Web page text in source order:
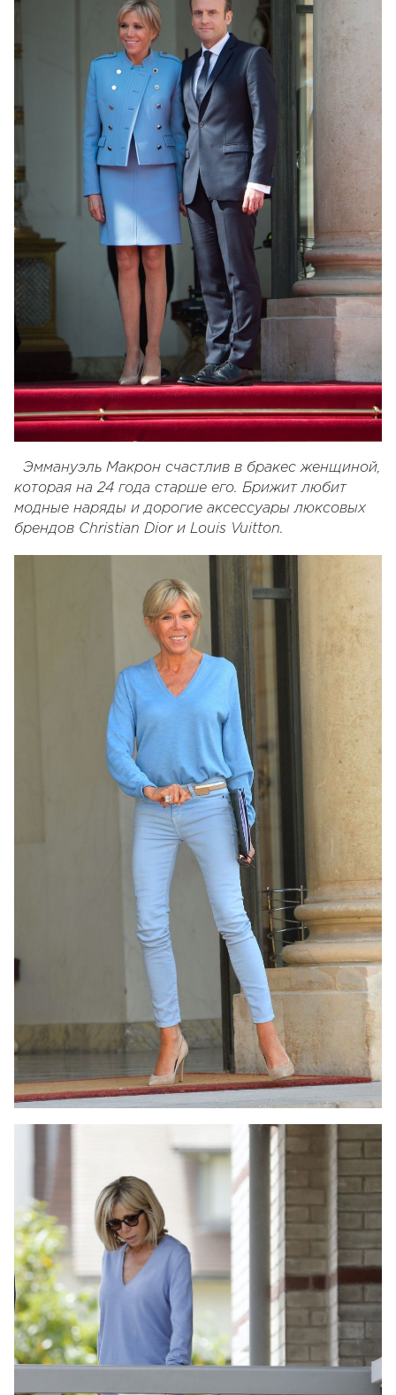
Эммануэль Макрон счастлив в бракес женщиной,
которая на 24 года старше его. Брижит любит
модные наряды и дорогие аксессуары люксовых
брендов Christian Dior и Louis Vuitton.